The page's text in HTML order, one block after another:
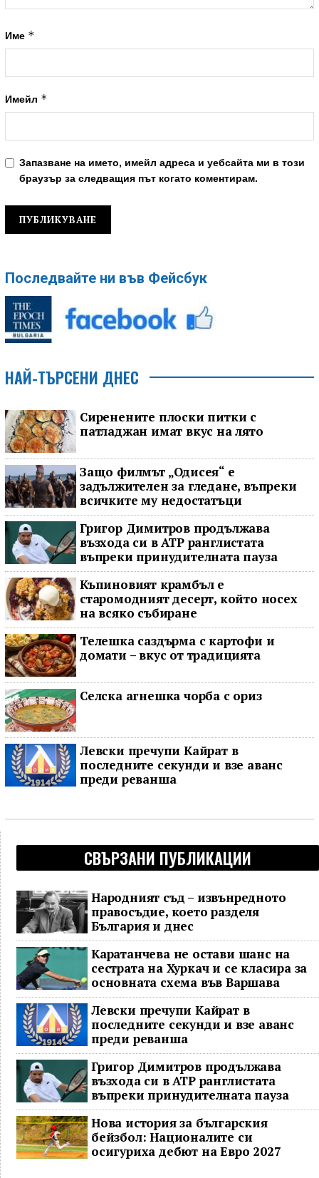
Име *
Имейл *
Запазване на името, имейл адреса и уебсайта ми в този
браузър за следващия път когато коментирам.
Последвайте ни във Фейсбук
НАЙ-ТЪРСЕНИ ДНЕС
Сиренените плоски питки с
патладжан имат вкус на лято
Защо филмът „Одисея“ е
задължителен за гледане, въпреки
всичките му недостатъци
Григор Димитров продължава
възхода си в ATP ранглистата
въпреки принудителната пауза
Къпиновият крамбъл е
старомодният десерт, който носех
на всяко събиране
Телешка саздърма с картофи и
домати – вкус от традицията
Селска агнешка чорба с ориз
Левски пречупи Кайрат в
последните секунди и взе аванс
преди реванша
СВЪРЗАНИ ПУБЛИКАЦИИ
Народният съд – извънредното
правосъдие, което разделя
България и днес
Каратанчева не остави шанс на
сестрата на Хуркач и се класира за
основната схема във Варшава
Левски пречупи Кайрат в
последните секунди и взе аванс
преди реванша
Григор Димитров продължава
възхода си в ATP ранглистата
въпреки принудителната пауза
Нова история за българския
бейзбол: Националите си
осигуриха дебют на Евро 2027